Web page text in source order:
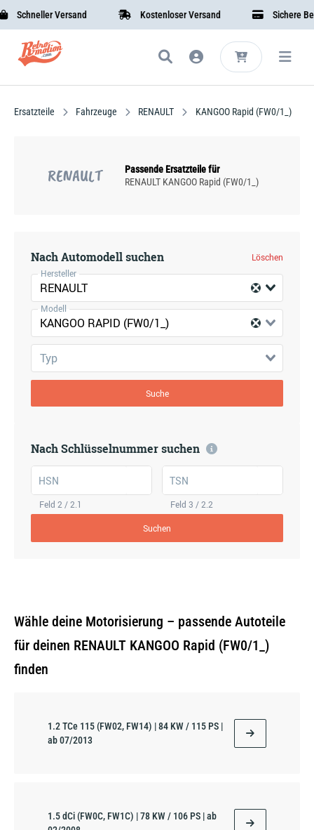
Schneller Versand Kostenloser Versand Sichere
Ersatzteile Fahrzeuge RENAULT KANGOO Rapid (FW0/1_)
RENAULT
Passende Ersatzteile für
RENAULT KANGOO Rapid (FW0/1_)
Nach Automodell suchen
Löschen
Hersteller
RENAULT
Modell
KANGOO RAPID (FW0/1_)
Typ
Suche
Nach Schlüsselnummer suchen
HSN
Feld 2 / 2.1
TSN
Feld 3 / 2.2
Suchen
Wähle deine Motorisierung – passende Autoteile
für deinen RENAULT KANGOO Rapid (FW0/1_)
finden
1.2 TCe 115 (FW02, FW14) | 84 KW / 115 PS |
ab 07/2013
1.5 dCi (FW0C, FW1C) | 78 KW / 106 PS | ab